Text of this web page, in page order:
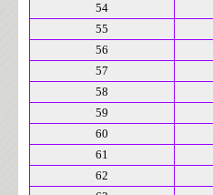
54
55
56
57
58
59
60
61
62